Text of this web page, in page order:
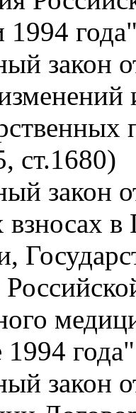
1994
закон
ст.1680)
закон
взносах
1994
закон